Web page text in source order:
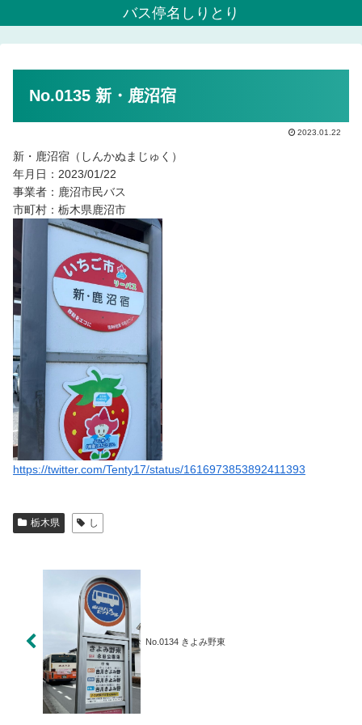
バス停名しりとり
No.0135 新・鹿沼宿
2023.01.22
新・鹿沼宿（しんかぬまじゅく）
年月日：2023/01/22
事業者：鹿沼市民バス
市町村：栃木県鹿沼市
https://twitter.com/Tenty17/status/1616973853892411393
栃木県 し
No.0134 きよみ野東